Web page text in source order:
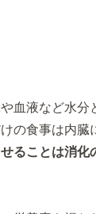
血液など水分
の食事は内臓
ることは消化